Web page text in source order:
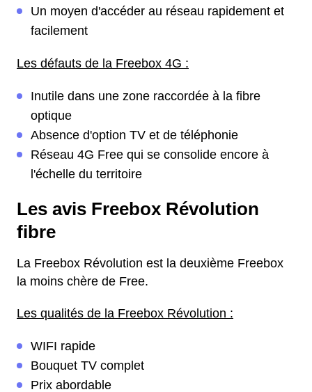
Un moyen d'accéder au réseau rapidement et
facilement
Les défauts de la Freebox 4G :
Inutile dans une zone raccordée à la fibre
optique
Absence d'option TV et de téléphonie
Réseau 4G Free qui se consolide encore à
l'échelle du territoire
Les avis Freebox Révolution
fibre
La Freebox Révolution est la deuxième Freebox
la moins chère de Free.
Les qualités de la Freebox Révolution :
WIFI rapide
Bouquet TV complet
Prix abordable